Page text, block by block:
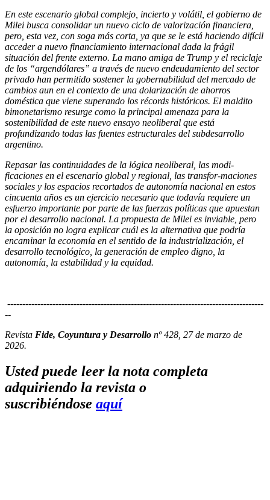
En este escenario global complejo, incierto y volátil, el gobierno de
Milei busca consolidar un nuevo ciclo de valorización financiera,
pero, esta vez, con soga más corta, ya que se le está haciendo difícil
acceder a nuevo financiamiento internacional dada la frágil
situación del frente externo. La mano amiga de Trump y el reciclaje
de los “argendólares” a través de nuevo endeudamiento del sector
privado han permitido sostener la gobernabilidad del mercado de
cambios aun en el contexto de una dolarización de ahorros
doméstica que viene superando los récords históricos. El maldito
bimonetarismo resurge como la principal amenaza para la
sostenibilidad de este nuevo ensayo neoliberal que está
profundizando todas las fuentes estructurales del subdesarrollo
argentino.
Repasar las continuidades de la lógica neoliberal, las modi-
ficaciones en el escenario global y regional, las transfor-maciones
sociales y los espacios recortados de autonomía nacional en estos
cincuenta años es un ejercicio necesario que todavía requiere un
esfuerzo importante por parte de las fuerzas políticas que apuestan
por el desarrollo nacional. La propuesta de Milei es inviable, pero
la oposición no logra explicar cuál es la alternativa que podría
encaminar la economía en el sentido de la industrialización, el
desarrollo tecnológico, la generación de empleo digno, la
autonomía, la estabilidad y la equidad.
-------------------------------------------------------------------------------------
--
Revista Fide, Coyuntura y Desarrollo nº 428, 27 de marzo de
2026.
Usted puede leer la nota completa
adquiriendo la revista o
suscribiéndose aquí